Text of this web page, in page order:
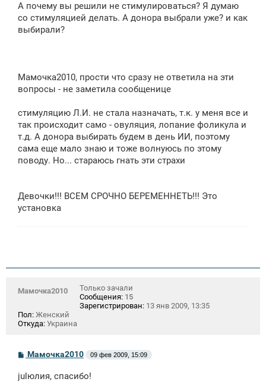
А почему вы решили не стимулироваться? Я думаю
со стимуляцией делать. А донора выбрали уже? и как
выбирали?
Мамочка2010, прости что сразу не ответила на эти
вопросы - не заметила сообщенице
стимуляцию Л.И. не стала назначать, т.к. у меня все и
так происходит само - овуляция, лопание фоликула и
т.д. А донора выбирать будем в день ИИ, поэтому
сама еще мало знаю и тоже волнуюсь по этому
поводу. Но... стараюсь гнать эти страхи
Девочки!!! ВСЕМ СРОЧНО БЕРЕМЕННЕТЬ!!! Это
установка
Мамочка2010
Только зачали
Сообщения: 15
Зарегистрирован: 13 янв 2009, 13:35
Пол: Женский
Откуда: Украина
С
б
Мамочка2010 09 фев 2009, 15:09
julюлия, спасибо!